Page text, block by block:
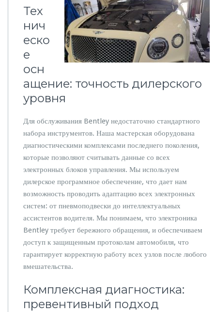
-П
е
т
е
р
б
у
г
е:
з
у
р
е
ч
н
с
т
ь
в
а
ж
й
д
е
Тех
нич
еско
е
осн
ащение: точность дилерского
уровня
Для обслуживания Bentley недостаточно стандартного
набора инструментов. Наша мастерская оборудована
диагностическими комплексами последнего поколения,
которые позволяют считывать данные со всех
электронных блоков управления. Мы используем
дилерское программное обеспечение, что дает нам
возможность проводить адаптацию всех электронных
систем: от пневмоподвески до интеллектуальных
ассистентов водителя. Мы понимаем, что электроника
Bentley требует бережного обращения, и обеспечиваем
доступ к защищенным протоколам автомобиля, что
гарантирует корректную работу всех узлов после любого
вмешательства.
Комплексная диагностика:
превентивный подход